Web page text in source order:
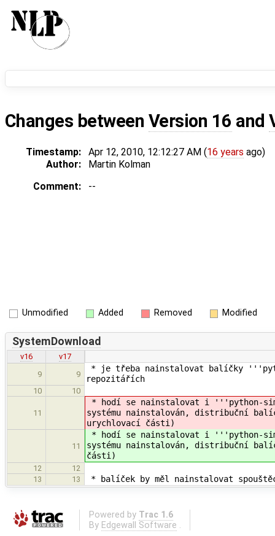
Changes between Version 16 and
Timestamp: Apr 12, 2010, 12:12:27 AM (16 years ago)
Author:
Martin Kolman
Comment:
--
Unmodified Added Removed Modified
SystemDownload
v16
v17
9
9
* je třeba nainstalovat balíčky
repozitářích
10 10
11
* hodí se nainstalovat i '''python-
systému nainstalován, distribuční
urychlovací části)
11
* hodí se nainstalovat i '''python-
systému nainstalován, distribuční
části)
12
12
13
13 * balíček by měl nainstalovat
Powered by Trac 1.6
By Edgewall Software .